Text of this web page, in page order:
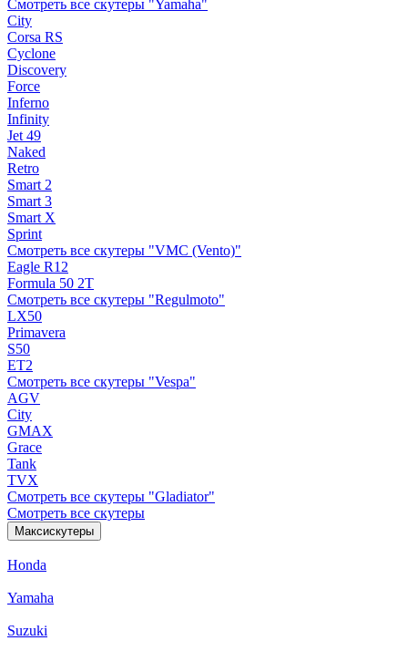
Смотреть все скутеры "Yamaha"
City
Corsa RS
Cyclone
Discovery
Force
Inferno
Infinity
Jet 49
Naked
Retro
Smart 2
Smart 3
Smart X
Sprint
Смотреть все скутеры "VMC (Vento)"
Eagle R12
Formula 50 2Т
Смотреть все скутеры "Regulmoto"
LX50
Primavera
S50
ET2
Смотреть все скутеры "Vespa"
AGV
City
GMAX
Grace
Tank
TVX
Смотреть все скутеры "Gladiator"
Смотреть все скутеры
Максискутеры
Honda
Yamaha
Suzuki